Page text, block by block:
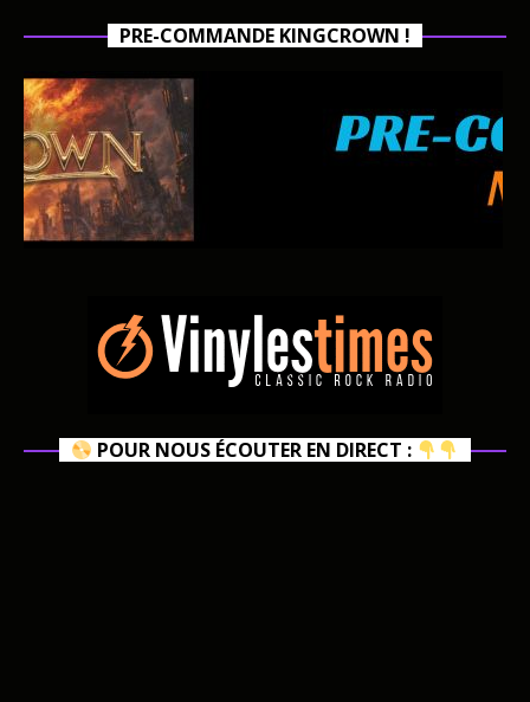
PRE-COMMANDE KINGCROWN !
POUR NOUS ÉCOUTER EN DIRECT :